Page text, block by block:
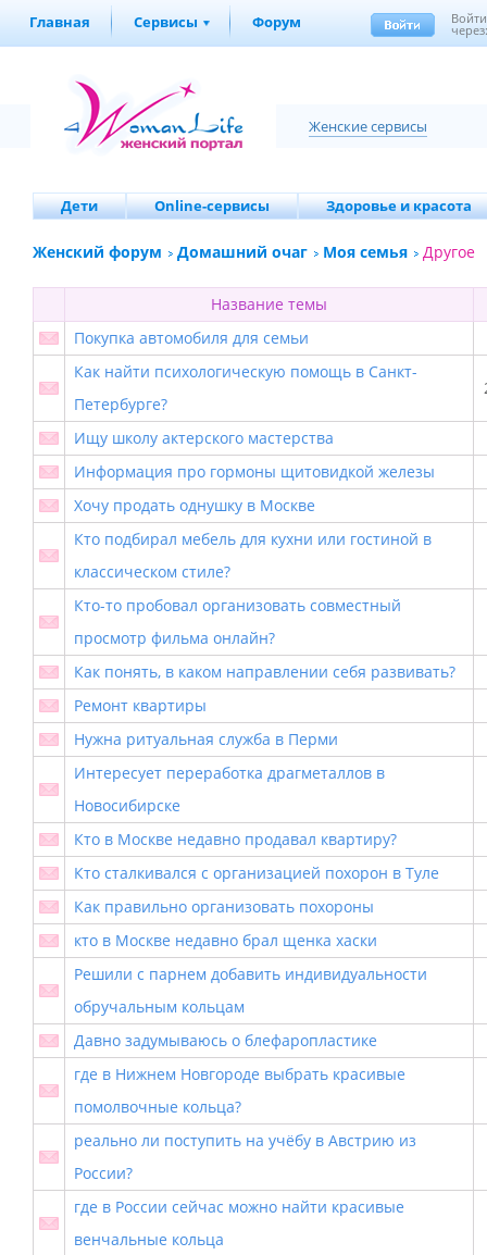
Главная Сервисы Форум Войти
Женские сервисы
Дети Online-сервисы Здоровье и красота
Женский форум Домашний очаг Моя семья Другое
Название темы
Покупка автомобиля для семьи
Как найти психологическую помощь в Санкт-
Петербурге?
Ищу школу актерского мастерства
Информация про гормоны щитовидкой железы
Хочу продать однушку в Москве
Кто подбирал мебель для кухни или гостиной в
классическом стиле?
Кто-то пробовал организовать совместный
просмотр фильма онлайн?
Как понять, в каком направлении себя развивать?
Ремонт квартиры
Нужна ритуальная служба в Перми
Интересует переработка драгметаллов в
Новосибирске
Кто в Москве недавно продавал квартиру?
Кто сталкивался с организацией похорон в Туле
Как правильно организовать похороны
кто в Москве недавно брал щенка хаски
Решили с парнем добавить индивидуальности
обручальным кольцам
Давно задумываюсь о блефаропластике
где в Нижнем Новгороде выбрать красивые
помолвочные кольца?
реально ли поступить на учёбу в Австрию из
России?
где в России сейчас можно найти красивые
венчальные кольца